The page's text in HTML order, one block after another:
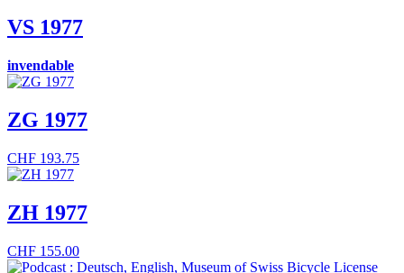
VS 1977
invendable
ZG 1977
CHF 193.75
ZH 1977
CHF 155.00